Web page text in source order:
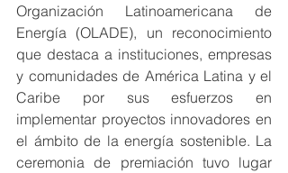
Organización Latinoamericana de
Energía (OLADE), un reconocimiento
que destaca a instituciones, empresas
y comunidades de América Latina y el
Caribe por sus esfuerzos en
implementar proyectos innovadores en
el ámbito de la energía sostenible. La
ceremonia de premiación tuvo lugar